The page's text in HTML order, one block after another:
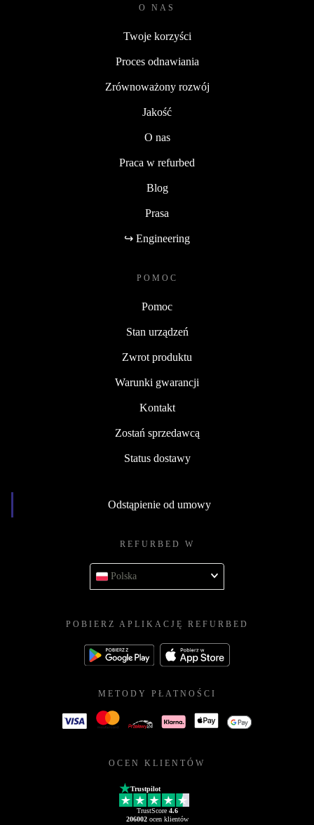
O NAS
Twoje korzyści
Proces odnawiania
Zrównoważony rozwój
Jakość
O nas
Praca w refurbed
Blog
Prasa
↪ Engineering
POMOC
Pomoc
Stan urządzeń
Zwrot produktu
Warunki gwarancji
Kontakt
Zostań sprzedawcą
Status dostawy
Odstąpienie od umowy
REFURBED W
Polska
POBIERZ APLIKACJĘ REFURBED
METODY PŁATNOŚCI
OCEN KLIENTÓW
Trustpilot
TrustScore 4.6
206002ocen klientów